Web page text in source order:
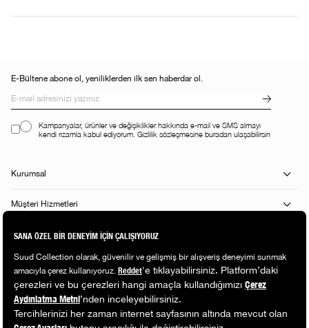
E-Bültene abone ol, yeniliklerden ilk sen haberdar ol.
Kampanyalar, ürünler ve değişiklikler hakkında e-mail ve SMS almayı
kendi rızamla kabul ediyorum. Gizlilik sözleşmesine buradan ulaşabilirsin
Kurumsal
Müşteri Hizmetleri
Alışveriş Rehberi